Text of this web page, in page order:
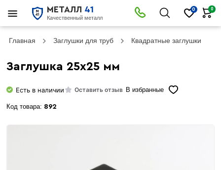
МЕТАЛЛ 41
Качественный металл
0 0
Главная Заглушки для труб Квадратные заглушки
Заглушка 25х25 мм
Есть в наличии Оставить отзыв В избранные
Код товара: 892